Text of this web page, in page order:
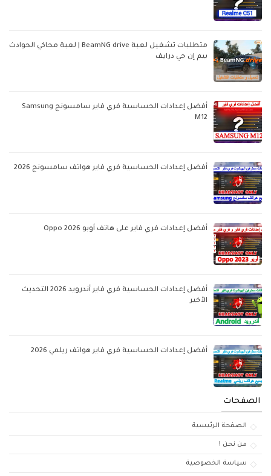
متطلبات تشغيل لعبة BeamNG drive | لعبة محاكي الحوادث
بيم إن جي درايف
أفضل إعدادات الحساسية فري فاير سامسونج Samsung
M12
أفضل إعدادات الحساسية فري فاير هواتف سامسونج 2026
أفضل إعدادات فري فاير على هاتف أوبو Oppo 2026
أفضل إعدادات الحساسية فري فاير أندرويد 2026 التحديث
الأخير
أفضل إعدادات الحساسية فري فاير هواتف ريلمي 2026
الصفحات
الصفحة الرئيسية
من نحن !
سياسة الخصوصية